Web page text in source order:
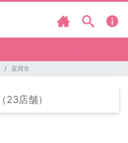
富岡市
（23店舗）